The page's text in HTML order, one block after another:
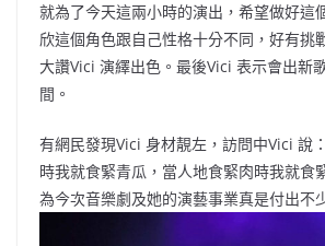
就為了今天這兩小時的演出，希望做好這
欣這個角色跟自己性格十分不同，好有挑
大讚Vici 演繹出色。最後Vici 表示會出新
間。
有網民發現Vici 身材靚左，訪問中Vici 說
時我就食緊青瓜，當人地食緊肉時我就食
為今次音樂劇及她的演藝事業真是付出不